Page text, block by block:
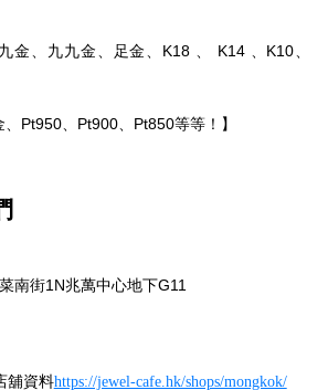
金、九九金、足金、K18 、 K14 、K10、
Pt950、Pt900、Pt850等等！】
南街1N兆萬中心地下G11
舖資料https://jewel-cafe.hk/shops/mongkok/